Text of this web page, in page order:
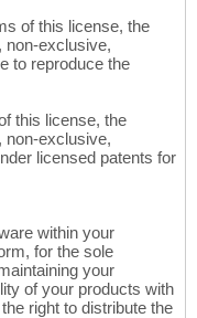
of this license, the
non-exclusive,
to reproduce the
this license, the
non-exclusive,
licensed patents for
within your
for the sole
your
of your products with
right to distribute the